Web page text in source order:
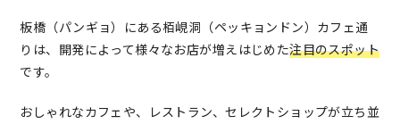
板橋（パンギョ）にある栢峴洞（ペッキョンドン）カフェ通
りは、開発によって様々なお店が増えはじめた注目のスポット
です。
おしゃれなカフェや、レストラン、セレクトショップが立ち並